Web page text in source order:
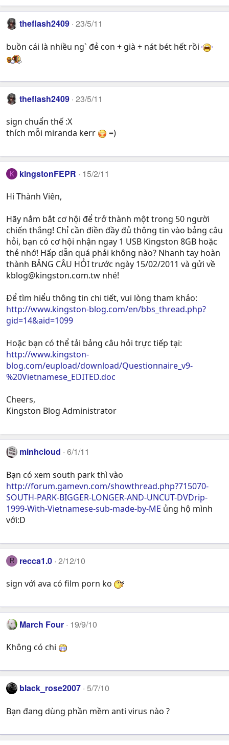
theflash2409 23/5/11
buồn cái là nhiều ng` đẻ con + già + nát bét hết rồi
theflash2409 23/5/11
sign chuẩn thế :X
thích mỗi miranda kerr
=)
K kingstonFEPR 15/2/11
Hi Thành Viên,
Hãy nắm bắt cơ hội để trở thành một trong 50 người
chiến thắng! Chỉ cần điền đầy đủ thông tin vào bảng câu
hỏi, bạn có cơ hội nhận ngay 1 USB Kingston 8GB hoặc
thẻ nhớ! Hấp dẫn quá phải không nào? Nhanh tay hoàn
thành BẢNG CÂU HỎI trước ngày 15/02/2011 và gửi về
kblog@kingston.com.tw nhé!
Để tìm hiểu thông tin chi tiết, vui lòng tham khảo:
http://www.kingston-blog.com/en/bbs_thread.php?
gid=14&aid=1099
Hoặc bạn có thể tải bảng câu hỏi trực tiếp tại:
http://www.kingston-
blog.com/eupload/download/Questionnaire_v9-
%20Vietnamese_EDITED.doc
Cheers,
Kingston Blog Administrator
minhcloud 6/1/11
Bạn có xem south park thì vào
http://forum.gamevn.com/showthread.php?715070-
SOUTH-PARK-BIGGER-LONGER-AND-UNCUT-DVDrip-
1999-With-Vietnamese-sub-made-by-ME ủng hộ mình
với:D
R recca1.0 2/12/10
sign với ava có film porn ko
March Four 19/9/10
Không có chi
black_rose2007 5/7/10
Bạn đang dùng phần mềm anti virus nào ?